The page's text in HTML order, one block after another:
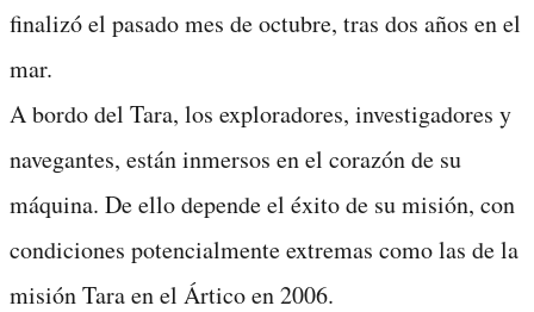
finalizó el pasado mes de octubre, tras dos años en el
mar.
A bordo del Tara, los exploradores, investigadores y
navegantes, están inmersos en el corazón de su
máquina. De ello depende el éxito de su misión, con
condiciones potencialmente extremas como las de la
misión Tara en el Ártico en 2006.